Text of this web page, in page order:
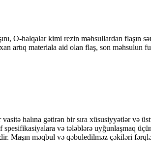
O-halqalar kimi rezin məhsullardan flaşın
artıq materiala aid olan flaş, son məhsulun
halına gətirən bir sıra xüsusiyyətlər və
və tələblərə uyğunlaşmaq
Maşın məqbul və qəbuledilməz çəkiləri